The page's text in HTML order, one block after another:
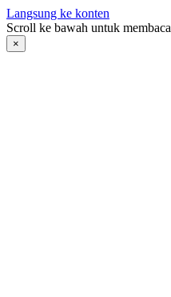
Langsung ke konten
Scroll ke bawah untuk membaca
×